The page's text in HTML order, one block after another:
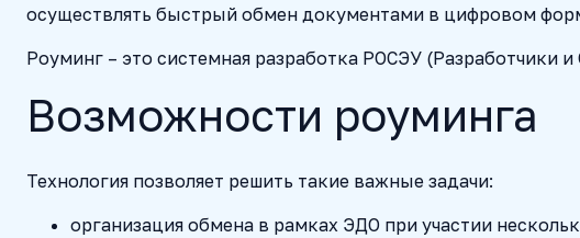
осуществлять быстрый обмен документами в цифровом
Роуминг – это системная разработка РОСЭУ
Возможности роуминга
Технология позволяет решить такие важные задачи:
организация обмена в рамках ЭДО при участии